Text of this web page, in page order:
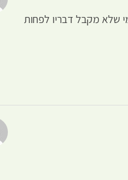
שלא מקבל דבריו לפחות